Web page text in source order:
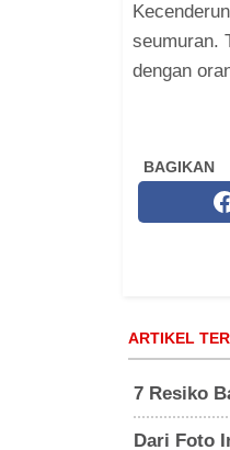
seumuran.
dengan
BAGIKAN
ARTIKEL
7 Resiko
Dari Foto